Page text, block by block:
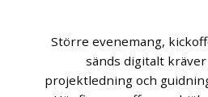
Större evenemang,
sänds digitalt
projektledning och